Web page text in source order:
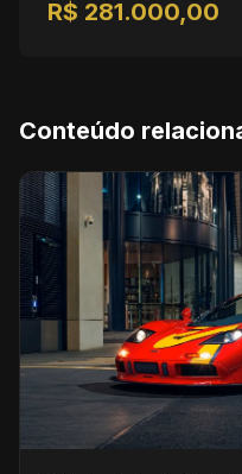
R$ 281.000,00
Conteúdo